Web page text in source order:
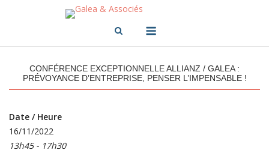
CONFÉRENCE EXCEPTIONNELLE ALLIANZ / GALEA :
PRÉVOYANCE D’ENTREPRISE, PENSER L’IMPENSABLE !
Date / Heure
16/11/2022
13h45 - 17h30